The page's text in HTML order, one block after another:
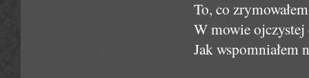
To, co
W mowie ojczystej
Jak wspomniałem